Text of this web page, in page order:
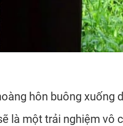
hôn buông xuống
là một trải nghiệm vô